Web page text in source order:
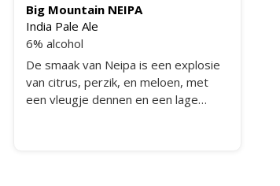
Big Mountain NEIPA
India Pale Ale
6% alcohol
De smaak van Neipa is een explosie
van citrus, perzik, en meloen, met
een vleugje dennen en een lage